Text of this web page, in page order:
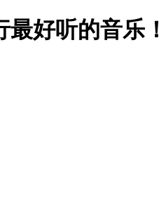
好听的音乐！